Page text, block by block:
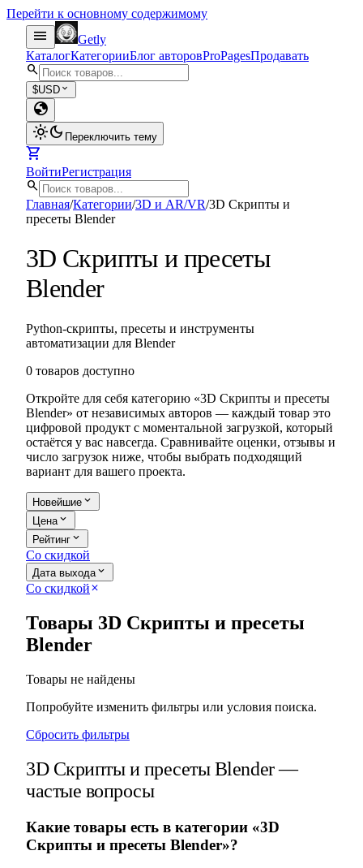
Перейти к основному содержимому
menu
Getly
КаталогКатегорииБлог авторовProPagesПродавать
search
$USD expand_more
globe
light_modedark_mode Переключить тему
shopping_cart
ВойтиРегистрация
search
Главная/Категории/3D и AR/VR/3D Скрипты и
пресеты Blender
3D Скрипты и пресеты
Blender
Python-скрипты, пресеты и инструменты
автоматизации для Blender
0 товаров доступно
Откройте для себя категорию «3D Скрипты и пресеты
Blender» от независимых авторов — каждый товар это
цифровой продукт с моментальной загрузкой, который
остаётся у вас навсегда. Сравнивайте оценки, отзывы и
число загрузок ниже, чтобы выбрать подходящий
вариант для вашего проекта.
Новейшие expand_more
Цена expand_more
Рейтинг expand_more
Со скидкой
Дата выхода expand_more
Со скидкой close
Товары 3D Скрипты и пресеты
Blender
Товары не найдены
Попробуйте изменить фильтры или условия поиска.
Сбросить фильтры
3D Скрипты и пресеты Blender —
частые вопросы
Какие товары есть в категории «3D
Скрипты и пресеты Blender»?